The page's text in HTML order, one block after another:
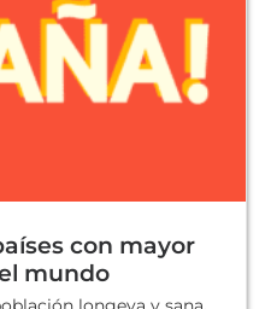
con mayor
mundo